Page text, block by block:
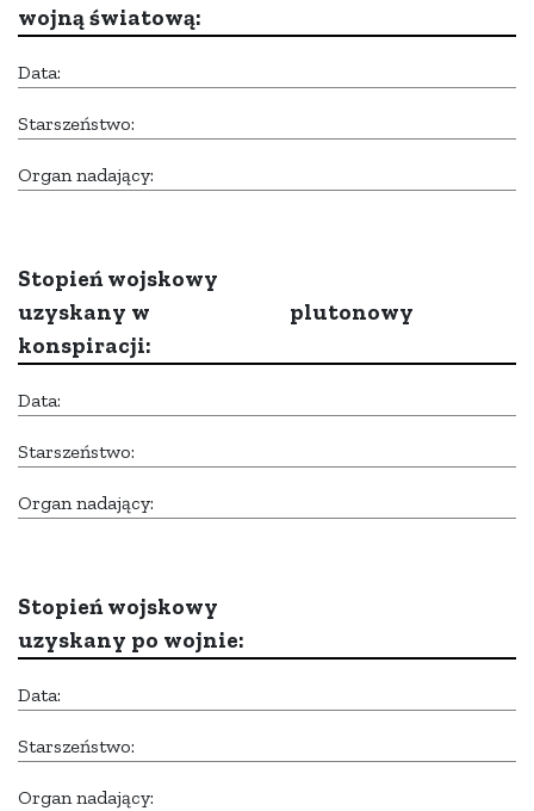
wojną światową:
Data:
Starszeństwo:
Organ nadający:
Stopień wojskowy
uzyskany w
konspiracji:
plutonowy
Data:
Starszeństwo:
Organ nadający:
Stopień wojskowy
uzyskany po wojnie:
Data:
Starszeństwo:
Organ nadający: